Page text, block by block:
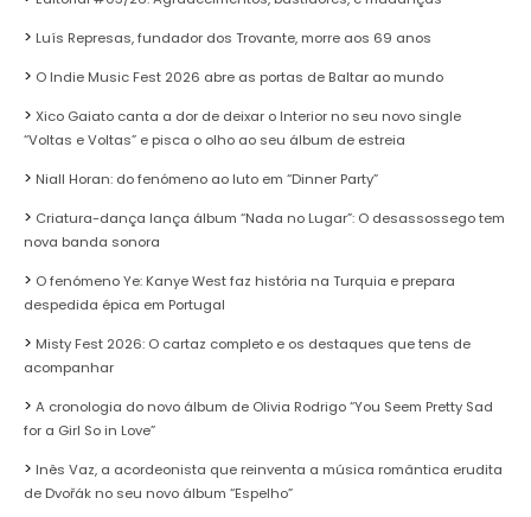
Luís Represas, fundador dos Trovante, morre aos 69 anos
O Indie Music Fest 2026 abre as portas de Baltar ao mundo
Xico Gaiato canta a dor de deixar o Interior no seu novo single
“Voltas e Voltas” e pisca o olho ao seu álbum de estreia
Niall Horan: do fenómeno ao luto em “Dinner Party”
Criatura-dança lança álbum “Nada no Lugar”: O desassossego tem
nova banda sonora
O fenómeno Ye: Kanye West faz história na Turquia e prepara
despedida épica em Portugal
Misty Fest 2026: O cartaz completo e os destaques que tens de
acompanhar
A cronologia do novo álbum de Olivia Rodrigo “You Seem Pretty Sad
for a Girl So in Love”
Inês Vaz, a acordeonista que reinventa a música romântica erudita
de Dvořák no seu novo álbum “Espelho”